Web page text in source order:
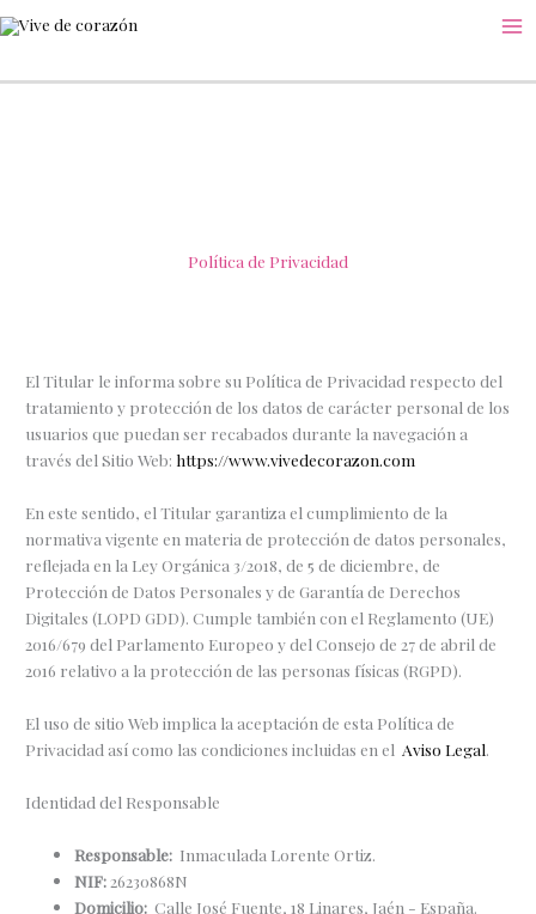
Ir
al
Política de Privacidad
El Titular le informa sobre su Política de Privacidad respecto del
tratamiento y protección de los datos de carácter personal de los
usuarios que puedan ser recabados durante la navegación a
través del Sitio Web: https://www.vivedecorazon.com
En este sentido, el Titular garantiza el cumplimiento de la
normativa vigente en materia de protección de datos personales,
reflejada en la Ley Orgánica 3/2018, de 5 de diciembre, de
Protección de Datos Personales y de Garantía de Derechos
Digitales (LOPD GDD). Cumple también con el Reglamento (UE)
2016/679 del Parlamento Europeo y del Consejo de 27 de abril de
2016 relativo a la protección de las personas físicas (RGPD).
El uso de sitio Web implica la aceptación de esta Política de
Privacidad así como las condiciones incluidas en el Aviso Legal.
Identidad del Responsable
Responsable: Inmaculada Lorente Ortiz.
NIF:26230868N
Domicilio: Calle José Fuente, 18 Linares, Jaén - España.